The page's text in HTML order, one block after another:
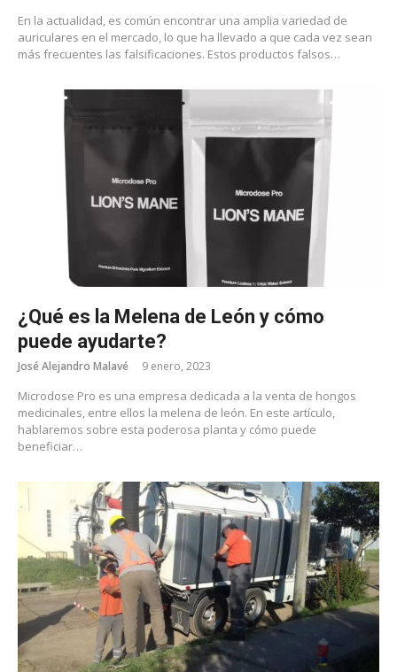
En la actualidad, es común encontrar una amplia variedad de
auriculares en el mercado, lo que ha llevado a que cada vez sean
más frecuentes las falsificaciones. Estos productos falsos…
¿Qué es la Melena de León y cómo
puede ayudarte?
José Alejandro Malavé 9 enero, 2023
Microdose Pro es una empresa dedicada a la venta de hongos
medicinales, entre ellos la melena de león. En este artículo,
hablaremos sobre esta poderosa planta y cómo puede
beneficiar…